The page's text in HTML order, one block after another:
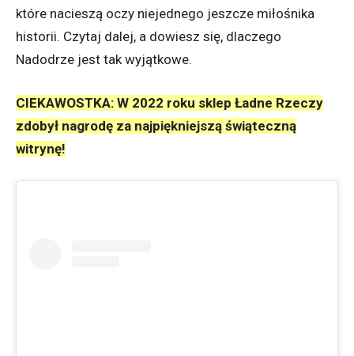
które nacieszą oczy niejednego jeszcze miłośnika
historii. Czytaj dalej, a dowiesz się, dlaczego
Nadodrze jest tak wyjątkowe.
CIEKAWOSTKA: W 2022 roku sklep Ładne Rzeczy
zdobył nagrodę za najpiękniejszą świąteczną
witrynę!